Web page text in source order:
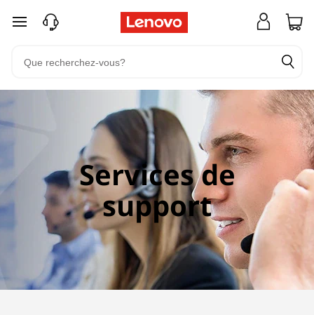
passer au contenu principal
Services de
support